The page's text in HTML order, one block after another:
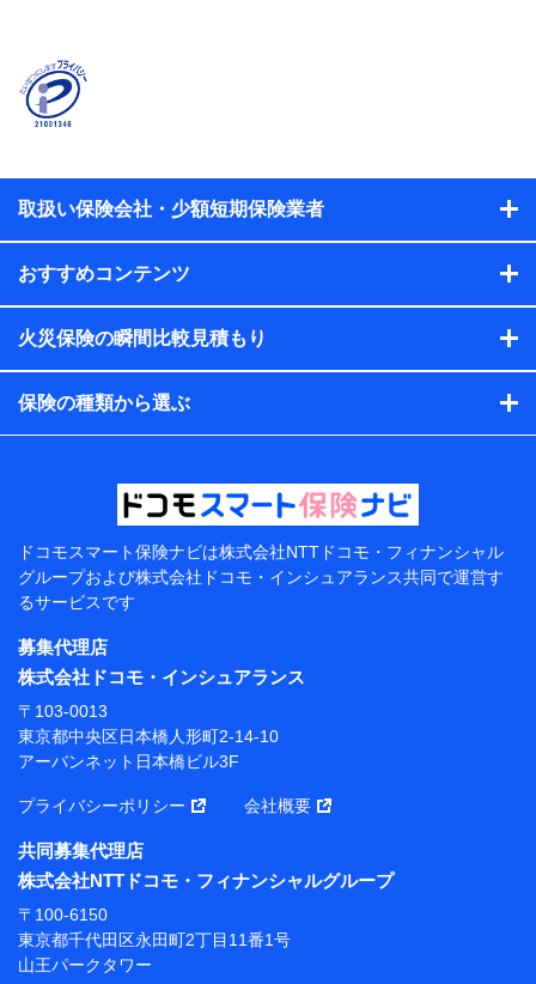
当社又は株式会社NTTドコモが提供する保険関連サービスに
おけるユーザ登録受付および管理のため
当社又は株式会社NTTドコモと取引のあるもしくは委託を受
れらに付帯、関連する当社、株式会社NTTドコモおよび提携
会社のサービスを案内、提供するため
析して、お客さまの趣味・嗜好・傾向に応じたサービス・商
各種セミナーの開催のため
コンサルティングサービスの実施のため
アンケートやキャンペーン等の実施のため
上記に係る案内・手続き・管理等付帯業務を行うため
当該個人データを取り扱う各共同利用者（詳細は次のと
東京都千代田区永田町2丁目11番1号 山王パークタワー
株式会社NTTドコモ 代表取締役社長 前田 義晃
東京都中央区日本橋人形町2-14-10 アーバンネット日
本橋ビル 3F
長 吉村 忠義
※ 当社および株式会社NTTドコモは、お客さまの情報
ソナルデータ憲章」に定める行動原則を順守します 。
※ パーソナルデータダッシュボードの「第三者提供の
管理」の設定状態にかかわらず、共同利用する場合があ
ります。
※ dポイントクラブ会員ではないお客さま（2019年12
月11日以降、一度もdポイントクラブ会員であったこと
がないお客さまに限る）に関する、2019年12月10日以
取扱い保険会社・少額短期保険業者
おすすめコンテンツ
火災保険の瞬間比較見積もり
保険の種類から選ぶ
ドコモスマート保険ナビは株式会社NTTドコモ・フィナンシャル
グループおよび株式会社ドコモ・インシュアランス共同で運営す
るサービスです
募集代理店
株式会社ドコモ・インシュアランス
〒103-0013
東京都中央区日本橋人形町2-14-10
アーバンネット日本橋ビル3F
プライバシーポリシー 会社概要
共同募集代理店
株式会社NTTドコモ・フィナンシャルグループ
〒100-6150
東京都千代田区永田町2丁目11番1号
山王パークタワー